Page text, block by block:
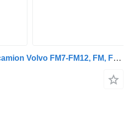
Essieu 1026723 pour camion Volvo FM7-FM12, FM, FMX (1998-2014)